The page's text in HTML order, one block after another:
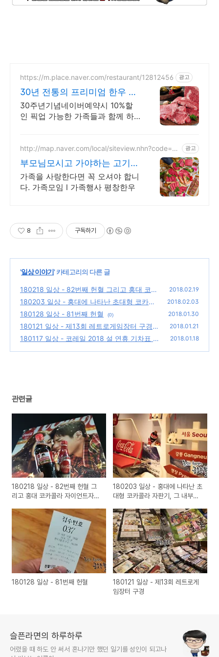
https://m.place.naver.com/restaurant/12812456 광고
30년 전통의 프리미엄 한우 평
창축협 대관령한우 일송정
30주년기념네이버예약시 10%할
인 픽업 가능한 가족들과 함께 하
http://map.naver.com/local/siteview.nhn?code=12
광고
부모님모시고 가야하는 고기집
대관령한우프라자
가족을 사랑한다면 꼭 오셔야 합니
다. 가족모임 l 가족행사 평창한우
8 구독하기
'일상 이야기' 카테고리의 다른 글
180218 일상 - 82번째 헌혈 그리고 홍대 코카
콜라 자이언트자판기에서 포토보틀 체험
(0)
2018.02.19
180203 일상 - 홍대에 나타난 초대형 코카콜
라 자판기, 그 내부를 들여다보다
2018.02.03
180128 일상 - 81번째 헌혈 (0) 2018.01.30
180121 일상 - 제13회 레트로게임장터 구경
(0)
2018.01.21
180117 일상 - 코레일 2018 설 연휴 기차표 예
2018.01.18
관련글
180218 일상 - 82번째 헌혈 그
리고 홍대 코카콜라 자이언트자판
180203 일상 - 홍대에 나타난 초
대형 코카콜라 자판기, 그 내부를
180128 일상 - 81번째 헌혈
180121 일상 - 제13회 레트로게
임장터 구경
슬픈라면의 하루하루
어렸을 때 하도 안 써서 혼나기만 했던 일기를 성인이 되고나